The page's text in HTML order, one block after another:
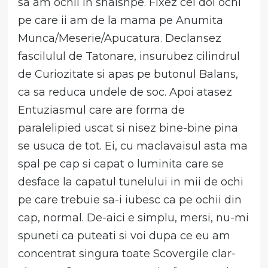
sa am ochii in shaishpe. Fixez cei doi ochi
pe care ii am de la mama pe Anumita
Munca/Meserie/Apucatura. Declansez
fascilulul de Tatonare, insurubez cilindrul
de Curiozitate si apas pe butonul Balans,
ca sa reduca undele de soc. Apoi atasez
Entuziasmul care are forma de
paralelipied uscat si nisez bine-bine pina
se usuca de tot. Ei, cu maclavaisul asta ma
spal pe cap si capat o luminita care se
desface la capatul tunelului in mii de ochi
pe care trebuie sa-i iubesc ca pe ochii din
cap, normal. De-aici e simplu, mersi, nu-mi
spuneti ca puteati si voi dupa ce eu am
concentrat singura toate Scovergile clar-